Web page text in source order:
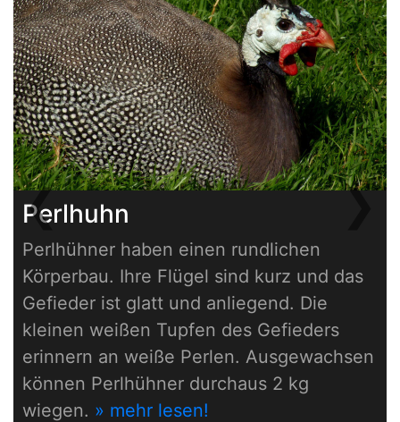
Perlhuhn
Perlhühner haben einen rundlichen
Körperbau. Ihre Flügel sind kurz und das
Gefieder ist glatt und anliegend. Die
kleinen weißen Tupfen des Gefieders
erinnern an weiße Perlen. Ausgewachsen
können Perlhühner durchaus 2 kg
wiegen. » mehr lesen!
❮Previous ❯